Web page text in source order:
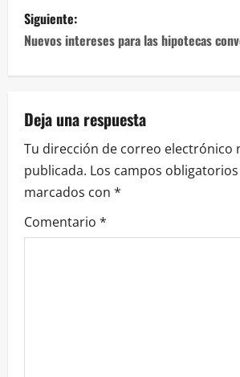
Siguiente:
Nuevos intereses para las hipotecas
Deja una respuesta
Tu dirección de correo electrónico
publicada. Los campos
marcados con *
Comentario *